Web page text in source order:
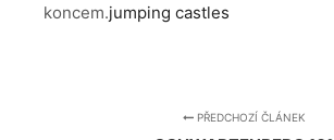
koncem.jumping castles
PŘEDCHOZÍ ČLÁNEK